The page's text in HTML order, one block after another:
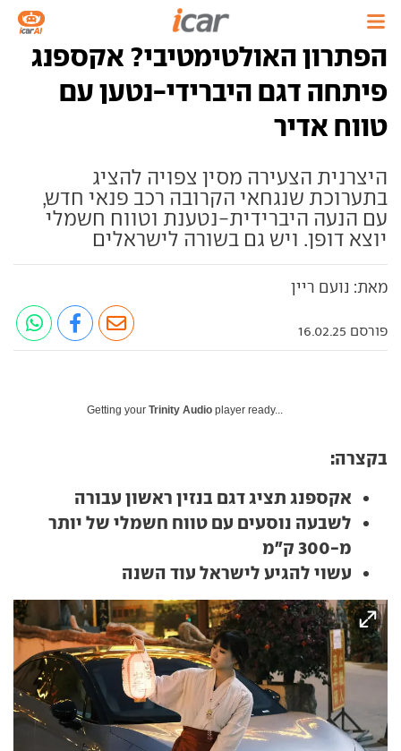
הפתרון האולטימטיבי? אקספנג
פיתחה דגם היברידי-נטען עם
טווח אדיר
היצרנית הצעירה מסין צפויה להציג
בתערוכת שנגחאי הקרובה רכב פנאי חדש,
עם הנעה היברידית-נטענת וטווח חשמלי
יוצא דופן. ויש גם בשורה לישראלים
מאת: נועם ריין
פורסם 16.02.25
Getting your Trinity Audio player ready...
בקצרה:
אקספנג תציג דגם בנזין ראשון עבורה
לשבעה נוסעים עם טווח חשמלי של יותר
מ-300 ק"מ
עשוי להגיע לישראל עוד השנה